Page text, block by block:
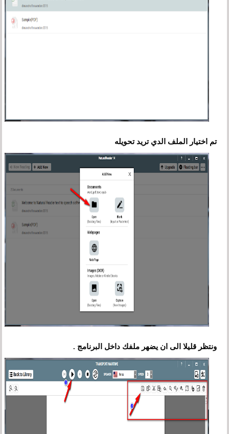
تم اختيار الملف الدي تريد تحويله
ونتظر قليلا الى ان يضهر ملفك داخل البرنامج .